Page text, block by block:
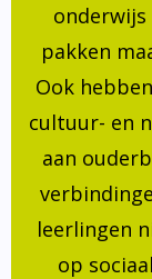
onderwijs
pakken
Ook
cultuur- en
aan
leerlingen
op